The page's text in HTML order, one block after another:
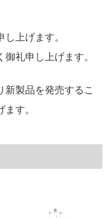
上げます。
礼申し上げます。
新製品を発売するこ
す。